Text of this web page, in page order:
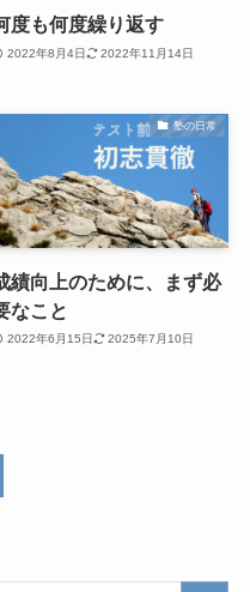
度も何度繰り返す
2022年8月4日 2022年11月14日
塾の日常
績向上のために、まず必
なこと
2022年6月15日 2025年7月10日